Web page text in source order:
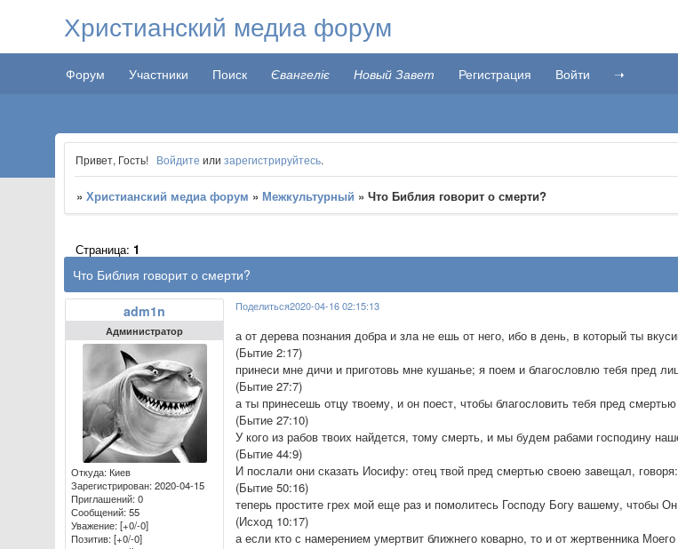
Христианский медиа форум
Форум Участники Поиск Євангеліє Новый Завет Регистрация Войти ➝
Привет, Гость! Войдите или зарегистрируйтесь.
»Христианский медиа форум » Межкультурный »Что Библия говорит о смерти?
Что Библия говорит о смерти?
Страница:1
Поделиться2020-04-16 02:15:13
adm1n
Администратор
Откуда: Киев
Зарегистрирован: 2020-04-15
Приглашений:0
Сообщений:55
Уважение:[+0/-0]
Позитив:[+0/-0]
а от дерева познания добра и зла не ешь от него, ибо в день, в который ты
(Бытие 2:17)
принеси мне дичи и приготовь мне кушанье; я поем и благословлю тебя пред
(Бытие 27:7)
а ты принесешь отцу твоему, и он поест, чтобы благословить тебя пред
(Бытие 27:10)
У кого из рабов твоих найдется, тому смерть, и мы будем рабами господину
(Бытие 44:9)
И послали они сказать Иосифу: отец твой пред смертью своею завещал, говоря:
(Бытие 50:16)
теперь простите грех мой еще раз и помолитесь Господу Богу вашему, чтобы
(Исход 10:17)
а если кто с намерением умертвит ближнего коварно, то и от жертвенника